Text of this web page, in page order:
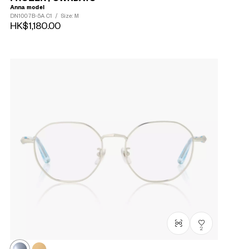
Anna model
DN1007B-5A C1 / Size: M
HK$1,180.00
2